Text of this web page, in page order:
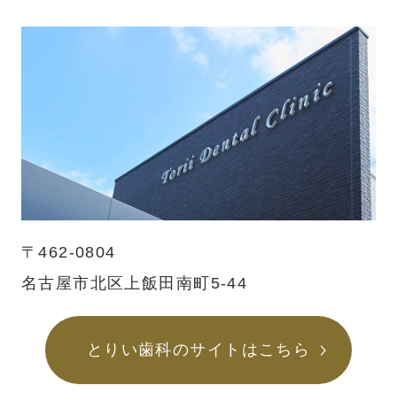
〒462-0804
名古屋市北区上飯田南町5-44
とりい歯科のサイトはこちら